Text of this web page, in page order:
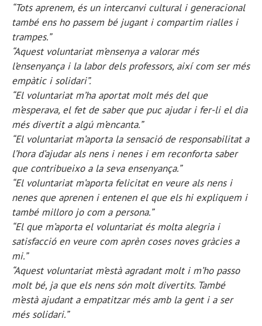
“Tots aprenem, és un intercanvi cultural i generacional
també ens ho passem bé jugant i compartim rialles i
trampes.”
“Aquest voluntariat m’ensenya a valorar més
l’ensenyança i la labor dels professors, així com ser més
empàtic i solidari”.
“El voluntariat m’ha aportat molt més del que
m’esperava, el fet de saber que puc ajudar i fer-li el dia
més divertit a algú m’encanta.”
“El voluntariat m’aporta la sensació de responsabilitat a
l’hora d’ajudar als nens i nenes i em reconforta saber
que contribueixo a la seva ensenyança.”
“El voluntariat m’aporta felicitat en veure als nens i
nenes que aprenen i entenen el que els hi expliquem i
també milloro jo com a persona.”
“El que m’aporta el voluntariat és molta alegria i
satisfacció en veure com aprèn coses noves gràcies a
mi.”
“Aquest voluntariat m’està agradant molt i m’ho passo
molt bé, ja que els nens són molt divertits. També
m’està ajudant a empatitzar més amb la gent i a ser
més solidari.”